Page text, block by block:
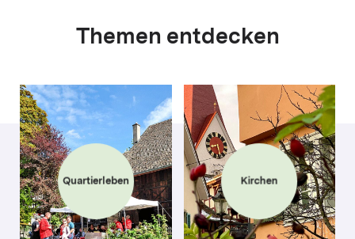
Themen entdecken
Quartierleben Kirchen